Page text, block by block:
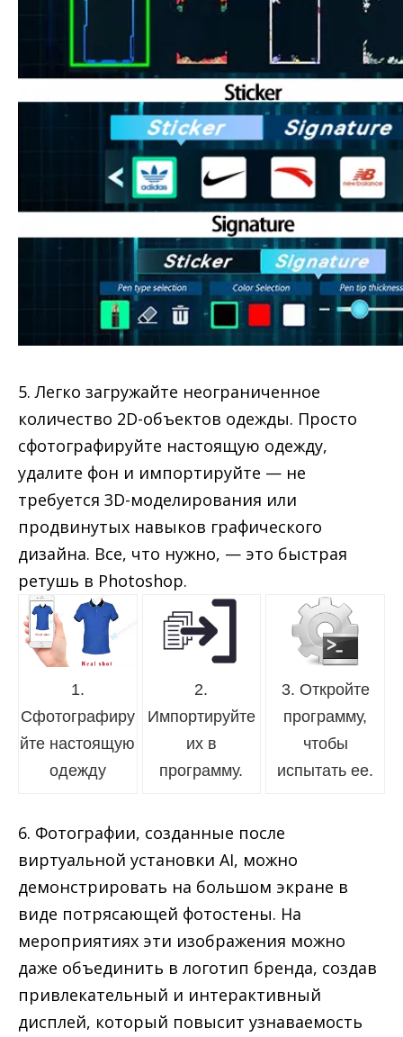
5. Легко загружайте неограниченное
количество 2D-объектов одежды. Просто
сфотографируйте настоящую одежду,
удалите фон и импортируйте — не
требуется 3D-моделирования или
продвинутых навыков графического
дизайна. Все, что нужно, — это быстрая
ретушь в Photoshop.
1.
Сфотографиру
йте настоящую
одежду
2.
Импортируйте
их в
программу.
3. Откройте
программу,
чтобы
испытать ее.
6. Фотографии, созданные после
виртуальной установки AI, можно
демонстрировать на большом экране в
виде потрясающей фотостены. На
мероприятиях эти изображения можно
даже объединить в логотип бренда, создав
привлекательный и интерактивный
дисплей, который повысит узнаваемость